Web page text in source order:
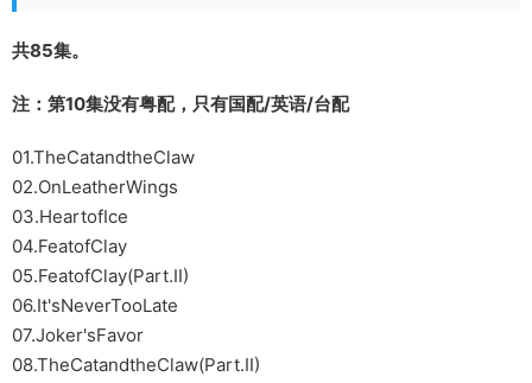
共85集。
注：第10集没有粤配，只有国配/英语/台配
01.TheCatandtheClaw
02.OnLeatherWings
03.HeartofIce
04.FeatofClay
05.FeatofClay(Part.II)
06.It'sNeverTooLate
07.Joker'sFavor
08.TheCatandtheClaw(Part.II)